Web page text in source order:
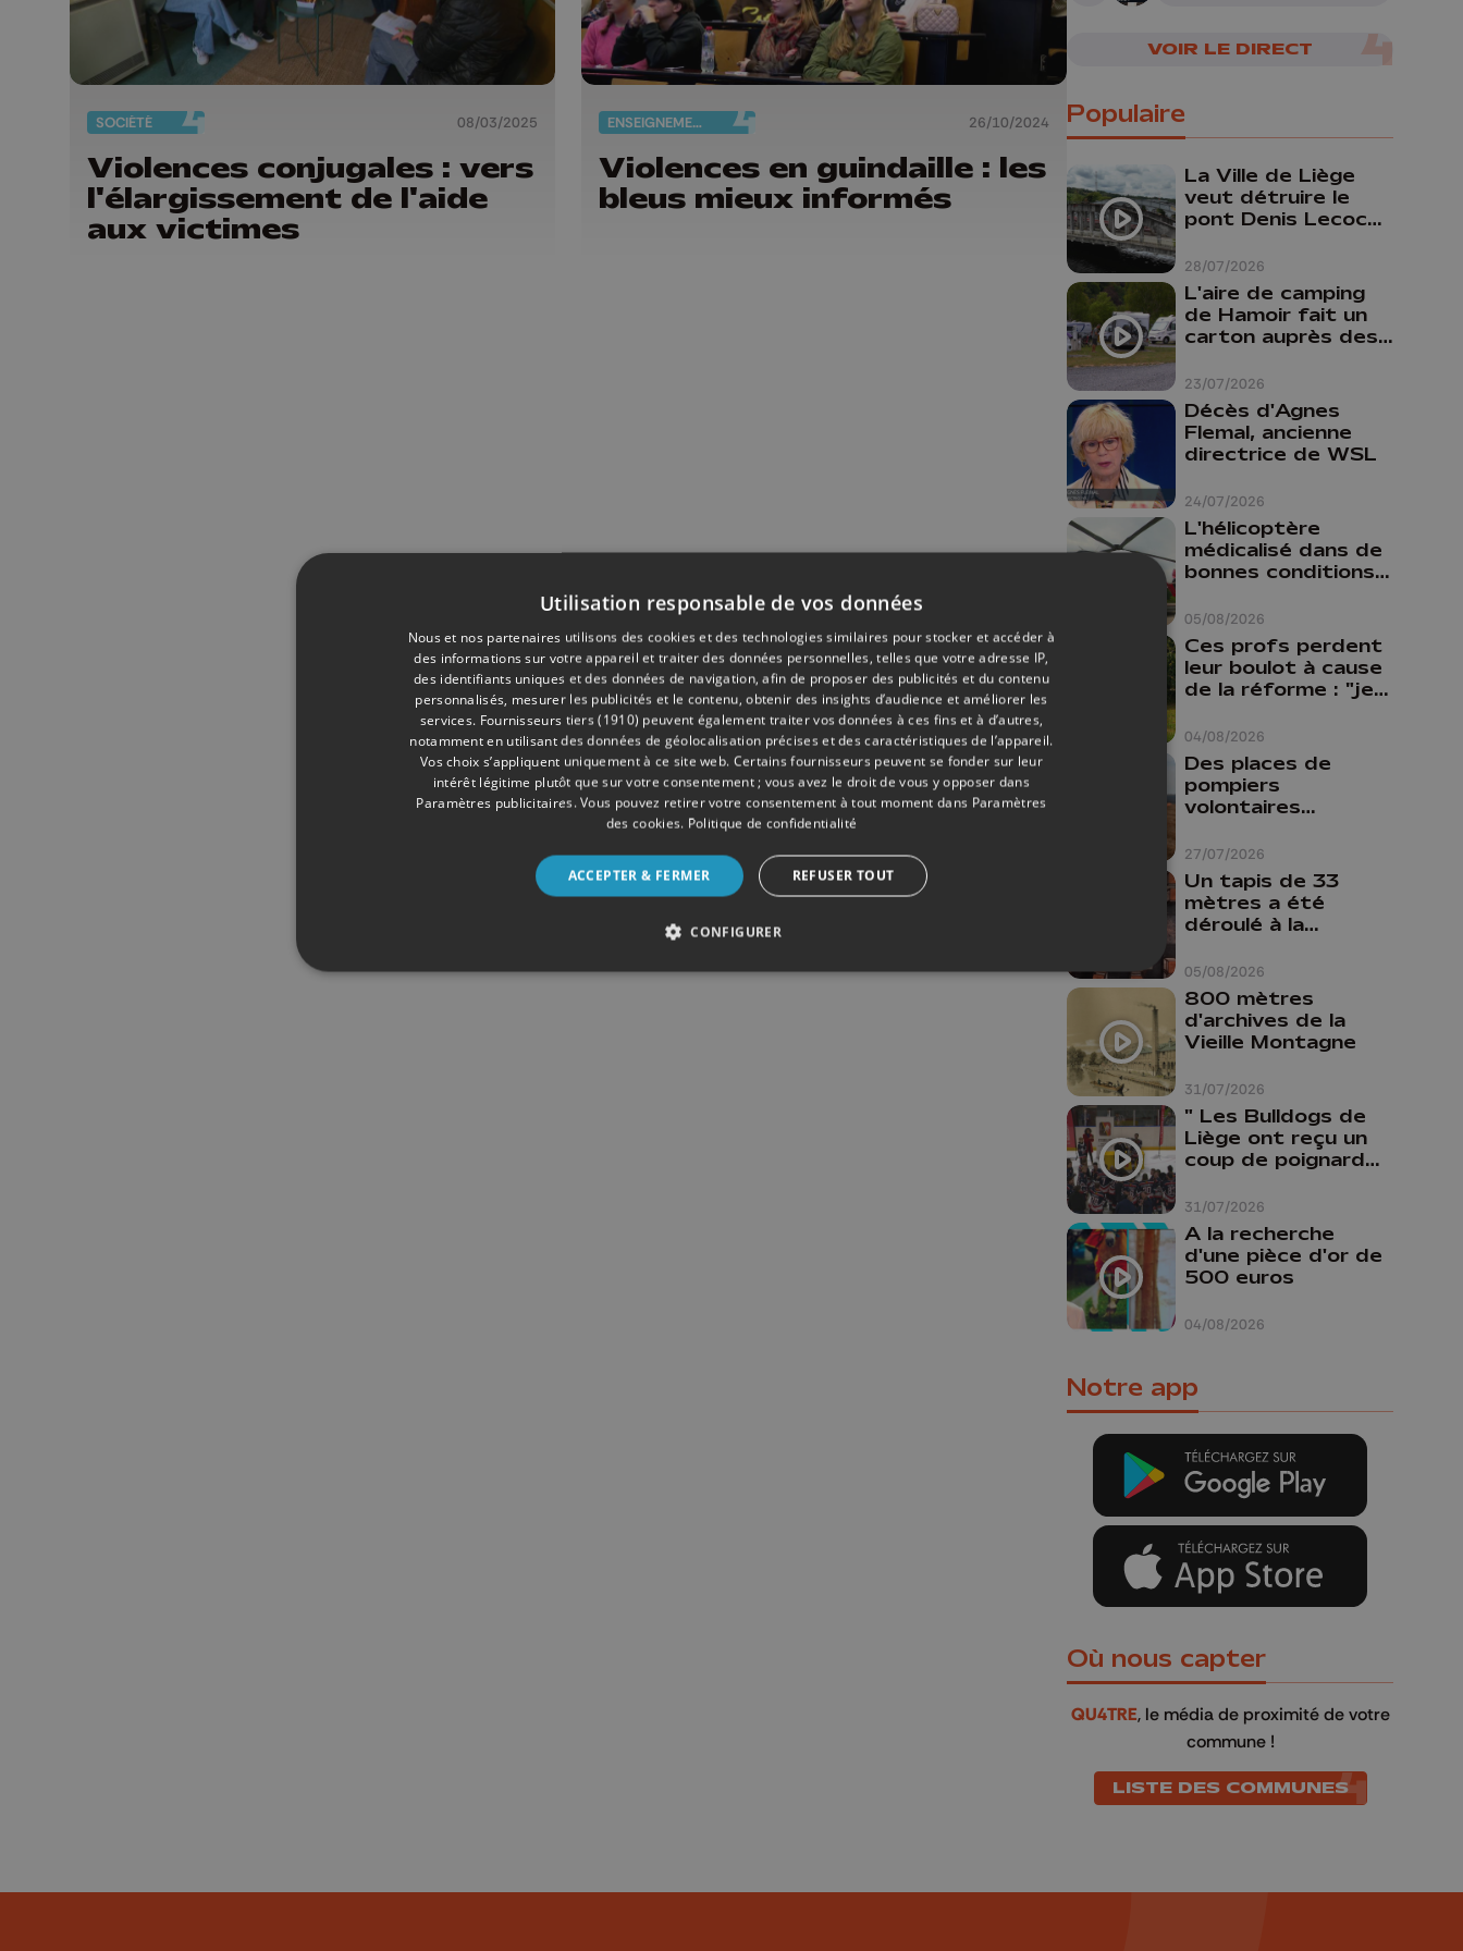
SOCIÉTÉ 08/03/2025
Violences conjugales : vers
l'élargissement de l'aide
aux victimes
ENSEIGNEMENT 26/10/2024
Violences en guindaille : les
bleus mieux informés
VOIR LE DIRECT
Populaire
28/07/2026
La Ville de Liège
veut détruire le
pont Denis Lecocq
budget pour le
faire
23/07/2026
L'aire de camping
de Hamoir fait un
carton auprès des
24/07/2026
Décès d'Agnes
Flemal, ancienne
directrice de WSL
05/08/2026
L'hélicoptère
médicalisé dans de
bonnes conditions à
04/08/2026
Ces profs perdent
leur boulot à cause
de la réforme : "je
comme prof que
comme
pharmacienne"
27/07/2026
Des places de
pompiers
volontaires
province de Liège :
"Un citoyen qui
n'est formé ne
peut pas nous
aider"
05/08/2026
Un tapis de 33
mètres a été
déroulé à la
Liège
31/07/2026
800 mètres
d'archives de la
Vieille Montagne
31/07/2026
" Les Bulldogs de
Liège ont reçu un
coup de poignard
04/08/2026
A la recherche
d'une pièce d'or de
500 euros
Notre app
Où nous capter
QU4TRE, le média de proximité de votre
commune !
LISTE DES COMMUNES
Utilisation responsable de vos données
Nous et nos partenaires utilisons des cookies et des technologies similaires pour stocker et accéder à
des informations sur votre appareil et traiter des données personnelles, telles que votre adresse IP,
des identifiants uniques et des données de navigation, afin de proposer des publicités et du contenu
personnalisés, mesurer les publicités et le contenu, obtenir des insights d’audience et améliorer les
services. Fournisseurs tiers (1910) peuvent également traiter vos données à ces fins et à d’autres,
notamment en utilisant des données de géolocalisation précises et des caractéristiques de l’appareil.
Vos choix s’appliquent uniquement à ce site web. Certains fournisseurs peuvent se fonder sur leur
intérêt légitime plutôt que sur votre consentement ; vous avez le droit de vous y opposer dans
Paramètres publicitaires. Vous pouvez retirer votre consentement à tout moment dans Paramètres
des cookies. Politique de confidentialité
ACCEPTER & FERMER REFUSER TOUT
CONFIGURER